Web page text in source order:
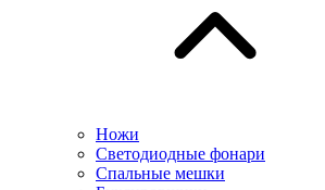
Ножи
Светодиодные фонари
Спальные мешки